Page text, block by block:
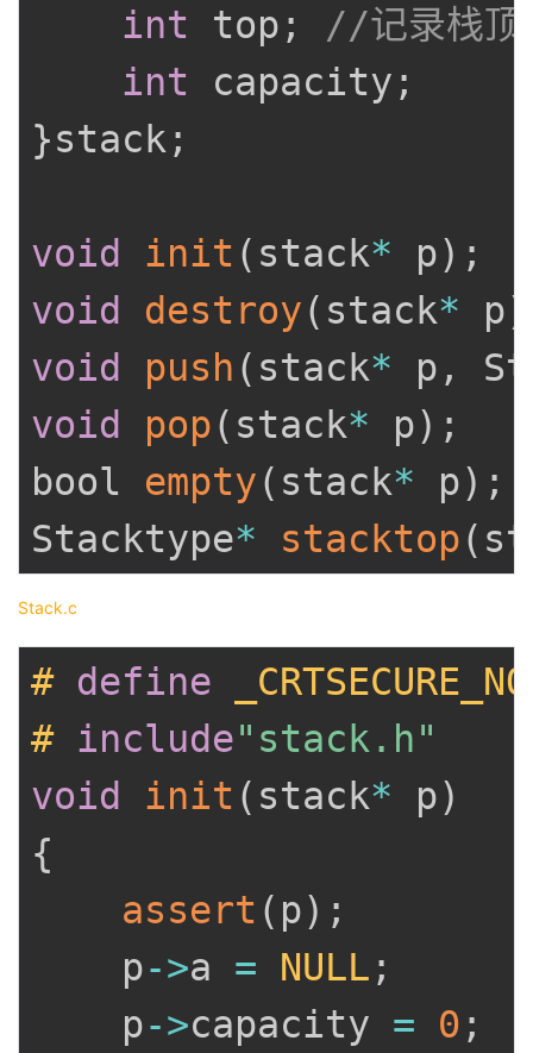
int top ;
//记录栈顶
int capacity ;
}stack;
void init ( stack* p) ;
void
destroy( stack* p)
void
push ( stack* p ,
void
pop( stack* p) ;
bool empty( stack* p) ;
Stacktype* stacktop(
Stack.c
# define
# include"stack.h"
void
init ( stack* p)
{
assert ( p) ;
	p
->a = NULL ;
	p
->capacity = 0 ;